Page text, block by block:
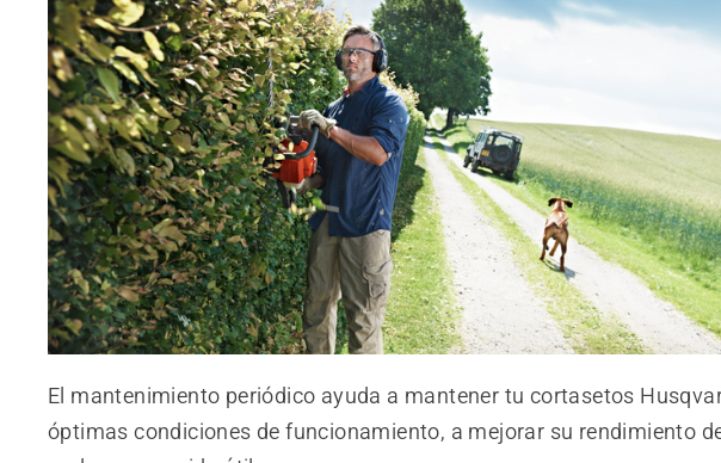
El mantenimiento periódico ayuda a mantener tu cortasetos
óptimas condiciones de funcionamiento, a mejorar su rendimiento